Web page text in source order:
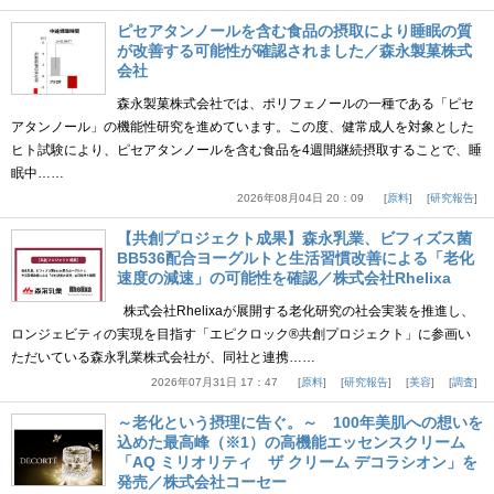
ピセアタンノールを含む食品の摂取により睡眠の質
が改善する可能性が確認されました／森永製菓株式
会社
森永製菓株式会社では、ポリフェノールの一種である「ピセ
アタンノール」の機能性研究を進めています。この度、健常成人を対象とした
ヒト試験により、ピセアタンノールを含む食品を4週間継続摂取することで、睡
眠中……
2026年08月04日 20：09 原料 研究報告
【共創プロジェクト成果】森永乳業、ビフィズス菌
BB536配合ヨーグルトと生活習慣改善による「老化
速度の減速」の可能性を確認／株式会社Rhelixa
株式会社Rhelixaが展開する老化研究の社会実装を推進し、
ロンジェビティの実現を目指す「エピクロック®共創プロジェクト」に参画い
ただいている森永乳業株式会社が、同社と連携……
2026年07月31日 17：47 原料 研究報告 美容 調査
～老化という摂理に告ぐ。～ 100年美肌への想いを
込めた最高峰（※1）の高機能エッセンスクリーム
「AQ ミリオリティ ザ クリーム デコラシオン」を
発売／株式会社コーセー